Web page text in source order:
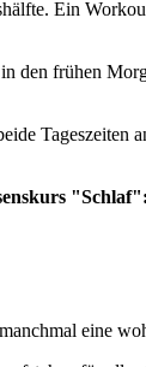
Ein
den frühen
Tageszeiten
"Schlaf":
eine